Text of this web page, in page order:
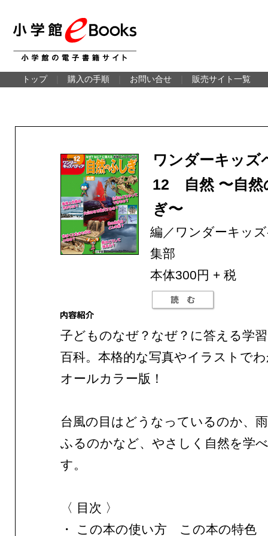
トップ 購入の手順 お問い合せ 販売サイト一覧
ワンダーキッズ
12 自然 〜自然
ぎ〜
編／ワンダーキッ
集部
本体300円 + 税
子どものなぜ？なぜ？に答える学
百科。本格的な写真やイラストで
オールカラー版！
台風の目はどうなっているのか、
ふるのかなど、やさしく自然を学
す。
〈 目次 〉
・ この本の使い方 この本の特色